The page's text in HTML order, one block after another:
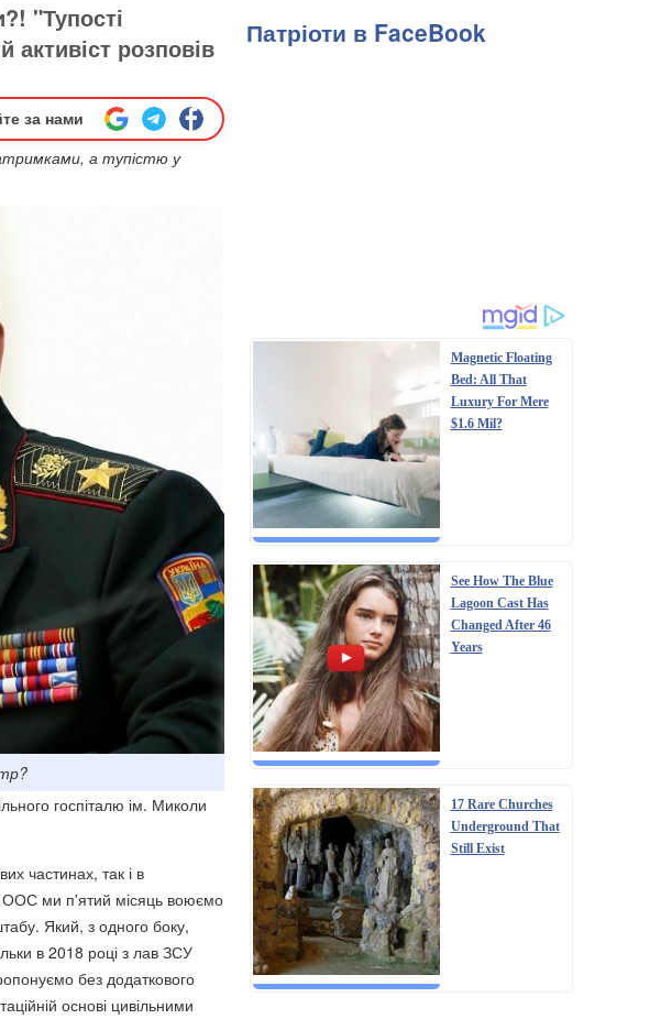
​"Тупості
розповів
за нами
а тупістю у
госпіталю ім. Миколи
частинах, так і в
ми п'ятий місяць воюємо
Який, з одного боку,
в 2018 році з лав ЗСУ
без додаткового
основі цивільними
Патріоти в FaceBook
Magnetic Floating
Bed: All That
Luxury For Mere
$1.6 Mil?
See How The Blue
Lagoon Cast Has
Changed After 46
Years
17 Rare Churches
Underground That
Still Exist